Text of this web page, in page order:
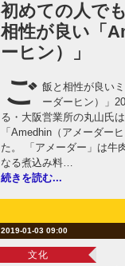
初めての人で
相性が良い「
ーヒン）」
ご 飯と相性が良い
ーダーヒン）」
る・大阪営業所の丸山氏
「Amedhin（アメーダー
た。 「アメーダー」は牛
なる煮込み料…
続きを読む...
2019-01-03 09:00
文化